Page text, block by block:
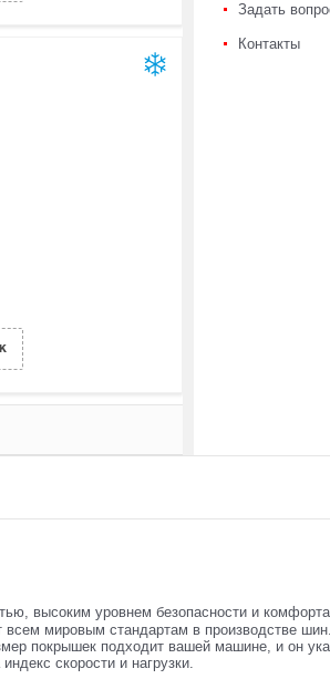
Задать
Контакты
высоким уровнем безопасности и
всем мировым стандартам в производстве
покрышек подходит вашей машине, и он
скорости и нагрузки.